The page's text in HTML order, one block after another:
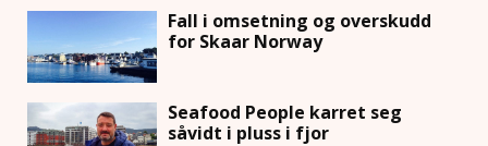
Fall i omsetning og overskudd
for Skaar Norway
Seafood People karret seg
såvidt i pluss i fjor